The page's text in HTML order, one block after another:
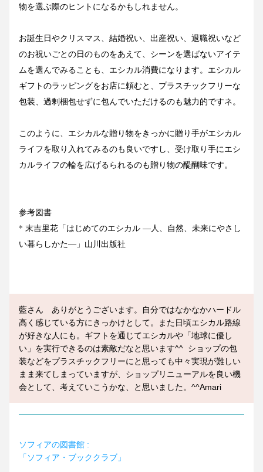
物を選ぶ際のヒントになるかもしれません。
お誕生日やクリスマス、結婚祝い、出産祝い、退職祝いなど
のお祝いごとの日のものをあえて、シーンを選ばないアイテ
ムを選んでみることも、エシカル消費になります。エシカル
ギフトのラッピングをお店に頼むと、プラスチックフリーな
包装、過剰梱包せずに包んでいただけるのも魅力的ですネ。
このように、エシカルな贈り物をきっかに贈り手がエシカル
ライフを取り入れてみるのも良いですし、受け取り手にエシ
カルライフの輪を広げるられるのも贈り物の醍醐味です。
参考図書
* 末吉里花「はじめてのエシカル ―人、自然、未来にやさし
い暮らしかた―」山川出版社
藍さん　ありがとうございます。自分ではなかなかハードル
高く感じている方にきっかけとして。また日頃エシカル路線
が好きな人にも。ギフトを通じてエシカルや「地球に優し
い」を実行できるのは素敵だなと思います^^  ショップの包
装などをプラスチックフリーにと思っても中々実現が難しい
まま来てしまっていますが、ショップリニューアルを良い機
会として、考えていこうかな、と思いました。^^Amari
ソフィアの図書館 :
「ソフィア・ブッククラブ」